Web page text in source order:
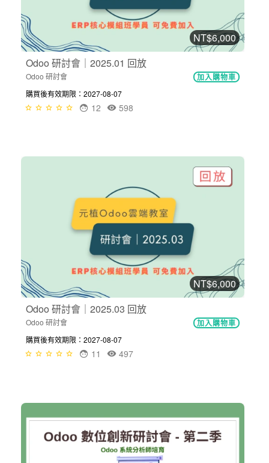
NT$6,000
Odoo 研討會｜2025.01 回放
Odoo 研討會 加入購物車
購買後有效期限：2027-08-07
598
12
NT$6,000
Odoo 研討會｜2025.03 回放
Odoo 研討會 加入購物車
購買後有效期限：2027-08-07
497
11